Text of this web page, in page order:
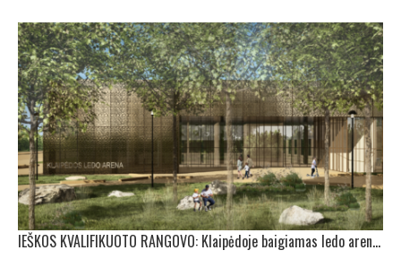
IEŠKOS KVALIFIKUOTO RANGOVO: Klaipėdoje baigiamas ledo arenos projekto vertinimas